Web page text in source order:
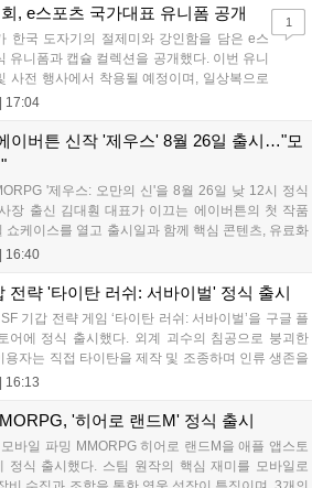
, e스포츠 국가대표 유니폼 공개
한국 도자기의 절제미와 강인함을 담은 e스
유니폼과 캡슐 컬렉션을 공개했다. 이번 유니
사전 행사에서 착용될 예정이며, 일상복으로
는 8월 28일부터 골스튜디오 공식 홈페이지
라 별도의 유니폼을 착용할 계획이다....
| 17:04
1
이버튼 신작 '제우스' 8월 26일 출시…"모
'제우스: 오만의 신'을 8월 26일 낮 12시 정식
장 출신 김대훤 대표가 이끄는 에이버튼의 첫 작품
쇼케이스를 열고 출시일과 함께 핵심 콘텐츠, 유료화
개했다. 캐릭터명 선점은 8월 13일 오후 8시 시작한
| 16:40
전략 '타이탄 러쉬: 서바이벌' 정식 출시
기갑 전략 게임 ‘타이탄 러쉬: 서바이벌’을 구글 플
어에 정식 출시했다. 외계 괴수의 침공으로 붕괴한
용자는 직접 타이탄을 제작 및 조종하며 인류 생존을
지휘관 모집, 피난처 운영, 연맹 협동 콘텐츠가 특징
. 상세 내용은 공식 커뮤니티에서 확인 가능하다....
| 16:13
'히어로 랜드M' 정식 출시
바일 파밍 MMORPG 히어로 랜드M을 애플 앱스토
정식 출시했다. 스팀 원작의 핵심 재미를 모바일로